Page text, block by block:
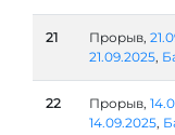
21 Прорыв,
21.09.2025,
22 Прорыв,
14.09.2025,